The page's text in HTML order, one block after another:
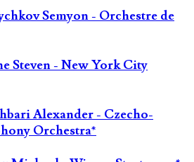
Semyon - Orchestre de
Steven - New York City
Alexander - Czecho-
Orchestra*